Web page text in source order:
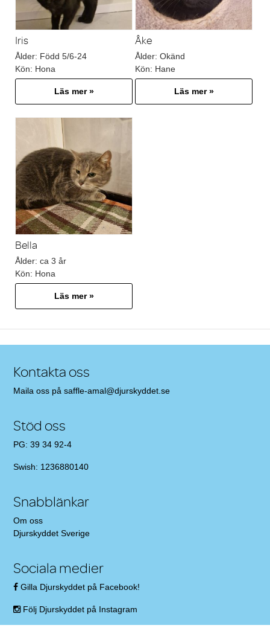
Iris
Ålder: Född 5/6-24
Kön: Hona
Läs mer »
Åke
Ålder: Okänd
Kön: Hane
Läs mer »
Bella
Ålder: ca 3 år
Kön: Hona
Läs mer »
Kontakta oss
Maila oss påsaffle-amal@djurskyddet.se
Stöd oss
PG: 39 34 92-4
Swish: 1236880140
Snabblänkar
Om oss
Djurskyddet Sverige
Sociala medier
Gilla Djurskyddet på Facebook!
Följ Djurskyddet på Instagram